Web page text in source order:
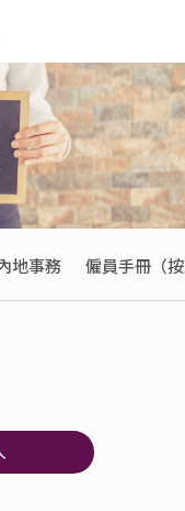
地事務 僱員手冊（